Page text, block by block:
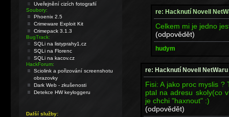
re: Hacknutí Novell
Celkem mi je jedno
(odpovědět)
hudym
re: Hacknutí Novell
Fisi: A jako proc myslis
ptal na adresu skoly(co
je chchi "haxnout" :)
(odpovědět)
Uveřejnění cizích fotografií
Soubory:
Phoenix 2.5
Crimeware Exploit Kit
Crimepack 3.1.3
BugTrack:
SQLi na listyprahy1.cz
SQLi na Florenc
SQLi na kacov.cz
HackForum:
Sciolink a pořizování screenshotu
obrazovky
Dark Web - zkušenosti
Detekce HW keyloggeru
Další služby: